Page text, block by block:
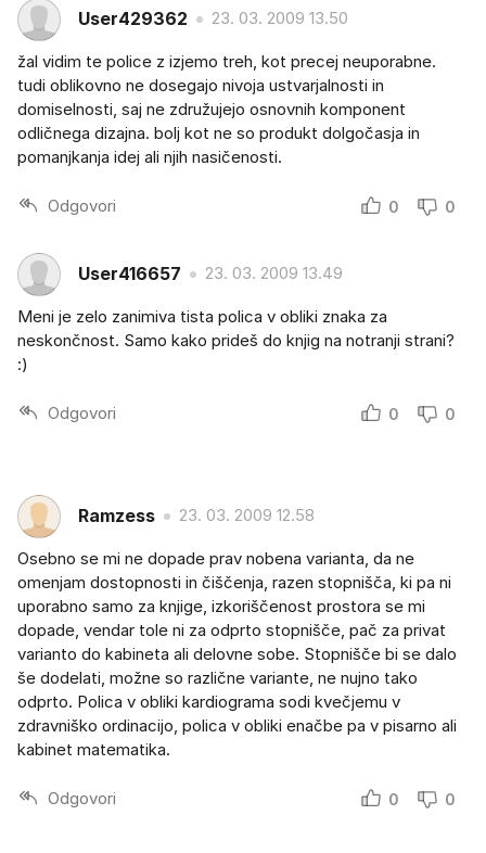
User429362 23. 03. 2009 13.50
žal vidim te police z izjemo treh, kot precej neuporabne.
tudi oblikovno ne dosegajo nivoja ustvarjalnosti in
domiselnosti, saj ne združujejo osnovnih komponent
odličnega dizajna. bolj kot ne so produkt dolgočasja in
pomanjkanja idej ali njih nasičenosti.
Odgovori 0 0
User416657 23. 03. 2009 13.49
Meni je zelo zanimiva tista polica v obliki znaka za
neskončnost. Samo kako prideš do knjig na notranji strani?
:)
Odgovori 0 0
Ramzess 23. 03. 2009 12.58
Osebno se mi ne dopade prav nobena varianta, da ne
omenjam dostopnosti in čiščenja, razen stopnišča, ki pa ni
uporabno samo za knjige, izkoriščenost prostora se mi
dopade, vendar tole ni za odprto stopnišče, pač za privat
varianto do kabineta ali delovne sobe. Stopnišče bi se dalo
še dodelati, možne so različne variante, ne nujno tako
odprto. Polica v obliki kardiograma sodi kvečjemu v
zdravniško ordinacijo, polica v obliki enačbe pa v pisarno ali
kabinet matematika.
Odgovori 0 0